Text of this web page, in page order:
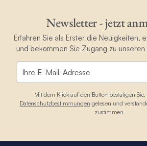
Newsletter - jetzt
Erfahren Sie als Erster die Neuigkeiten,
und bekommen Sie Zugang zu
Mit dem Klick auf den Button bestätigen Sie,
Datenschutzbestimmungen gelesen und
zustimmen.